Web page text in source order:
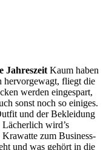
Jahreszeit Kaum haben
hervorgewagt, fliegt die
werden eingespart,
sonst noch so einiges.
und der Bekleidung
wird’s
zum Business-
und was gehört in die